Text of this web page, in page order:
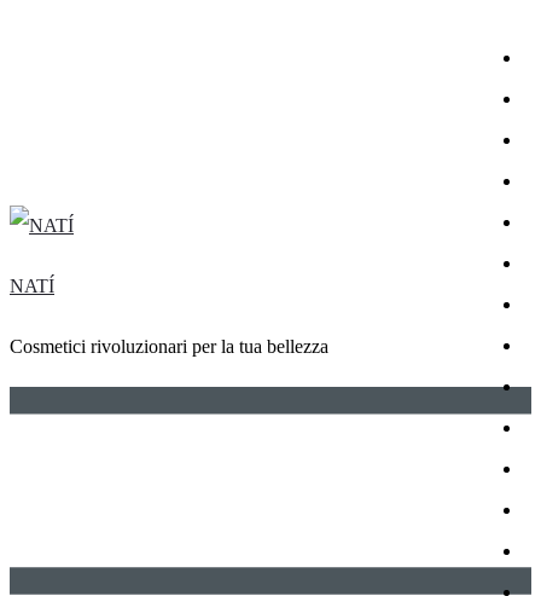
NATÍ
Cosmetici rivoluzionari per la tua bellezza